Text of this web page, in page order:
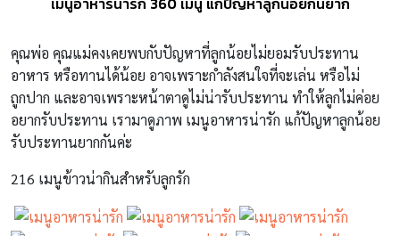
คุณพ่อ คุณแม่คงเคยพบกับปัญหาที่ลูกน้อยไม่ยอมรับประทาน
อาหาร หรือทานได้น้อย อาจเพราะกำลังสนใจที่จะเล่น หรือไม่
ถูกปาก และอาจเพราะหน้าตาดูไม่น่ารับประทาน ทำให้ลูกไม่ค่อย
อยากรับประทาน เรามาดูภาพ เมนูอาหารน่ารัก แก้ปัญหาลูกน้อย
รับประทานยากกันค่ะ
216 เมนูข้าวน่ากินสำหรับลูกรัก